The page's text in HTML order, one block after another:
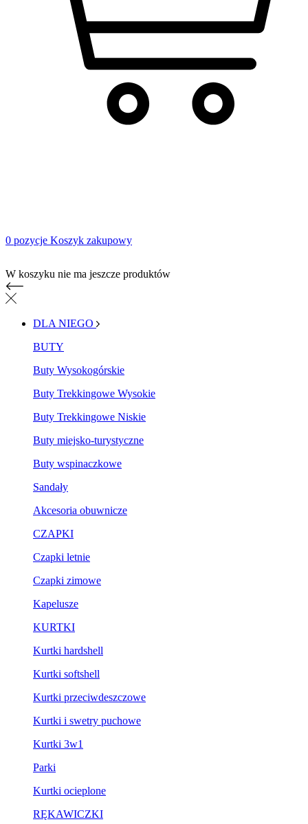
0 pozycje Koszyk zakupowy
W koszyku nie ma jeszcze produktów
DLA NIEGO
BUTY
Buty Wysokogórskie
Buty Trekkingowe Wysokie
Buty Trekkingowe Niskie
Buty miejsko-turystyczne
Buty wspinaczkowe
Sandały
Akcesoria obuwnicze
CZAPKI
Czapki letnie
Czapki zimowe
Kapelusze
KURTKI
Kurtki hardshell
Kurtki softshell
Kurtki przeciwdeszczowe
Kurtki i swetry puchowe
Kurtki 3w1
Parki
Kurtki ocieplone
RĘKAWICZKI